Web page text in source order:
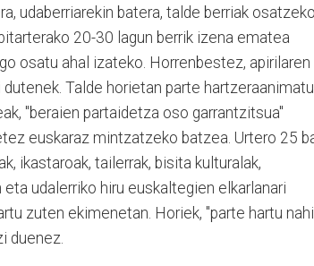
udaberriarekin batera, talde berriak
20-30 lagun berrik izena ematea
osatu ahal izateko. Horrenbestez, apirilaren
Talde horietan parte hartzeraanimatu
"beraien partaidetza oso garrantzitsua"
euskaraz mintzatzeko batzea. Urtero 25
ikastaroak, tailerrak, bisita kulturalak,
udalerriko hiru euskaltegien elkarlanari
zuten ekimenetan. Horiek, "parte hartu nahi
duenez.